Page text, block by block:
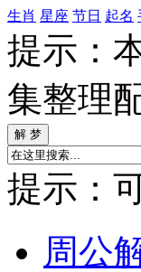
生肖 星座 节日 起名
提示：
集整理
提示：
周公